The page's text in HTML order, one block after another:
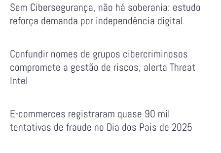
Sem Cibersegurança, não há soberania: estudo
reforça demanda por independência digital
Confundir nomes de grupos cibercriminosos
compromete a gestão de riscos, alerta Threat
Intel
E-commerces registraram quase 90 mil
tentativas de fraude no Dia dos Pais de 2025